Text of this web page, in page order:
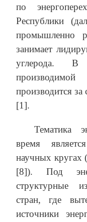
по
Республики
промышленно
занимает
углерода.
производимой
производится за
[1].
Тематика
время
научных
[8]). Под
структурные
стран, где
источники